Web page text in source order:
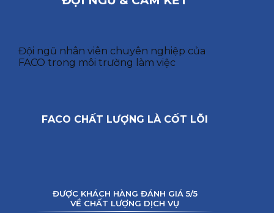
Đội ngũ nhân viên chuyên nghiệp của
FACO trong môi trường làm việc
FACO CHẤT LƯỢNG LÀ CỐT LÕI
ĐƯỢC KHÁCH HÀNG ĐÁNH GIÁ 5/5
VỀ CHẤT LƯỢNG DỊCH VỤ